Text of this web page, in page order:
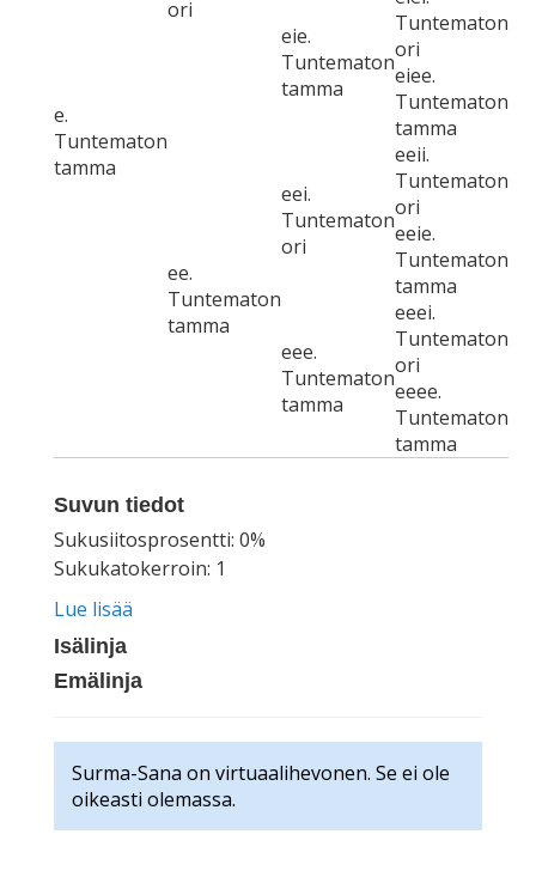
e.
Tuntematon
tamma
ori
eie.
Tuntematon
tamma
Tuntematon
ori
eiee.
Tuntematon
tamma
ee.
Tuntematon
tamma
eei.
Tuntematon
ori
eeii.
Tuntematon
ori
eeie.
Tuntematon
tamma
eee.
Tuntematon
tamma
eeei.
Tuntematon
ori
eeee.
Tuntematon
tamma
Suvun tiedot
Sukusiitosprosentti: 0%
Sukukatokerroin: 1
Lue lisää
Isälinja
Emälinja
Surma-Sana on virtuaalihevonen. Se ei ole
oikeasti olemassa.